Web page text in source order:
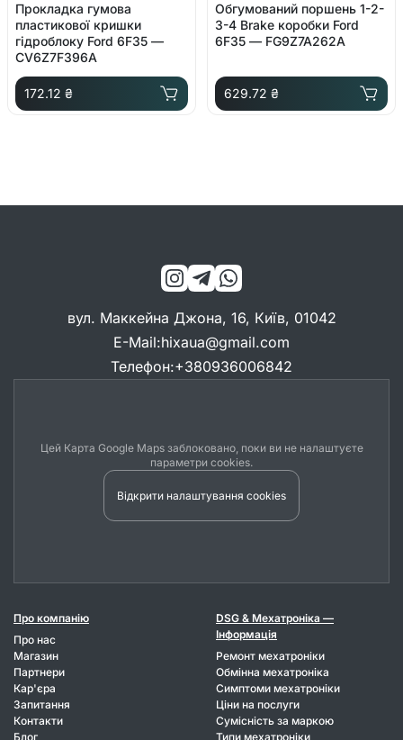
Прокладка гумова
пластикової кришки
гідроблоку Ford 6F35 —
CV6Z7F396A
172.12 ₴
Обгумований поршень 1-2-
3-4 Brake коробки Ford
6F35 — FG9Z7A262A
629.72 ₴
вул. Маккейна Джона, 16, Київ, 01042
E-Mail:hixaua@gmail.com
Телефон:+380936006842
Цей Карта Google Maps заблоковано, поки ви не налаштуєте
параметри cookies.
Відкрити налаштування cookies
Про компанію
Про нас
Магазин
Партнери
Кар'єра
Запитання
Контакти
Блог
DSG & Мехатроніка —
Інформація
Ремонт мехатроніки
Обмінна мехатроніка
Симптоми мехатроніки
Ціни на послуги
Сумісність за маркою
Типи мехатроніки